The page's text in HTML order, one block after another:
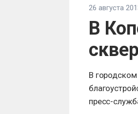
26 августа
В
В городском
пресс-